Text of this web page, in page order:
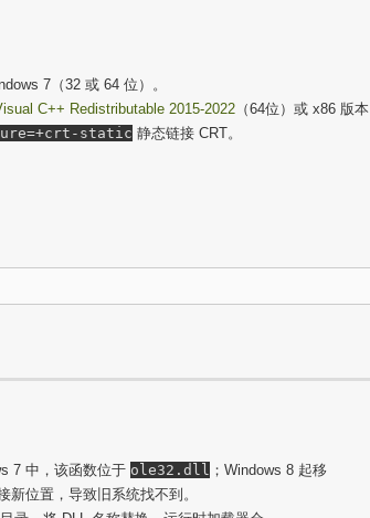
7（32 或 64 位）。
C++ Redistributable 2015-2022 （64位）或 x86 版本
static 静态链接 CRT。
7 中，该函数位于 ole32.dll ；Windows 8 起移
新位置，导致旧系统找不到。